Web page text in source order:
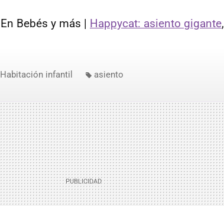
En Bebés y más | Happycat: asiento gigante,
Habitación infantil asiento